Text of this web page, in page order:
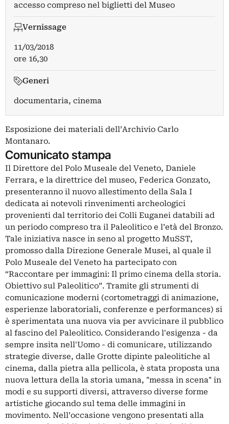
accesso compreso nel biglietti del Museo
Vernissage
11/03/2018
ore 16,30
Generi
documentaria, cinema
Esposizione dei materiali dell’Archivio Carlo
Montanaro.
Comunicato stampa
Il Direttore del Polo Museale del Veneto, Daniele
Ferrara, e la direttrice del museo, Federica Gonzato,
presenteranno il nuovo allestimento della Sala I
dedicata ai notevoli rinvenimenti archeologici
provenienti dal territorio dei Colli Euganei databili ad
un periodo compreso tra il Paleolitico e l’età del Bronzo.
Tale iniziativa nasce in seno al progetto MuSST,
promosso dalla Direzione Generale Musei, al quale il
Polo Museale del Veneto ha partecipato con
“Raccontare per immagini: Il primo cinema della storia.
Obiettivo sul Paleolitico”. Tramite gli strumenti di
comunicazione moderni (cortometraggi di animazione,
esperienze laboratoriali, conferenze e performances) si
è sperimentata una nuova via per avvicinare il pubblico
al fascino del Paleolitico. Considerando l'esigenza - da
sempre insita nell'Uomo - di comunicare, utilizzando
strategie diverse, dalle Grotte dipinte paleolitiche al
cinema, dalla pietra alla pellicola, è stata proposta una
nuova lettura della la storia umana, "messa in scena" in
modi e su supporti diversi, attraverso diverse forme
artistiche giocando sul tema delle immagini in
movimento. Nell’occasione vengono presentati alla